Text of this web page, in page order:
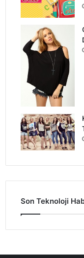
Son Teknoloji